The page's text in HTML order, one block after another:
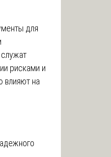
для
рисками и
влияют на